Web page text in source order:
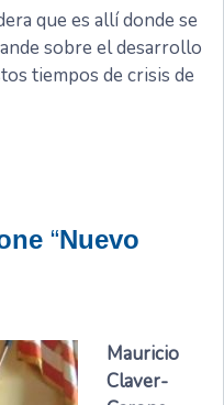
que es allí donde se
sobre el desarrollo
tiempos de crisis de
“Nuevo
Mauricio
Claver-